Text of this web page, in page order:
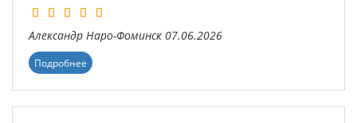
Александр Наро-Фоминск 07.06.2026
Подробнее